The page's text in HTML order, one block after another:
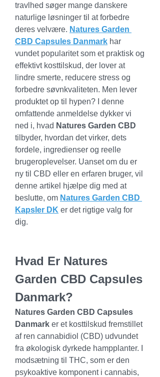
travlhed søger mange danskere
naturlige løsninger til at forbedre
deres velvære. Natures Garden
CBD Capsules Danmark har
vundet popularitet som et praktisk og
effektivt kosttilskud, der lover at
lindre smerte, reducere stress og
forbedre søvnkvaliteten. Men lever
produktet op til hypen? I denne
omfattende anmeldelse dykker vi
ned i, hvad Natures Garden CBD
tilbyder, hvordan det virker, dets
fordele, ingredienser og reelle
brugeroplevelser. Uanset om du er
ny til CBD eller en erfaren bruger, vil
denne artikel hjælpe dig med at
beslutte, om Natures Garden CBD
Kapsler DK er det rigtige valg for
dig.
Hvad Er Natures
Garden CBD Capsules
Danmark?
Natures Garden CBD Capsules
Danmark er et kosttilskud fremstillet
af ren cannabidiol (CBD) udvundet
fra økologisk dyrkede hampplanter. I
modsætning til THC, som er den
psykoaktive komponent i cannabis,